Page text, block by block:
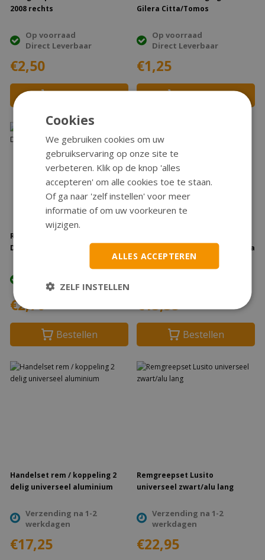
2008 rechts
Op voorraad
Direct Leverbaar
€2,50
Bestellen
Gilera Citta/Tomos
Op voorraad
Direct Leverbaar
€1,25
Bestellen
Remlichtschakelaar imitatie
Domino pvc
Direct Leverbaar
€2,70
Bestellen
Beta/Malaguti/Youngst'r/China
achter
€13,35
Bestellen
Handelset rem / koppeling 2
delig universeel aluminium
Verzending na 1-2
werkdagen
€17,25
Remgreepset Lusito
universeel zwart/alu lang
Verzending na 1-2
werkdagen
€22,95
Cookies
We gebruiken cookies om uw
gebruikservaring op onze site te
verbeteren. Klik op de knop 'alles
accepteren' om alle cookies toe te staan.
Of ga naar 'zelf instellen' voor meer
informatie of om uw voorkeuren te
wijzigen.
ALLES ACCEPTEREN
ZELF INSTELLEN